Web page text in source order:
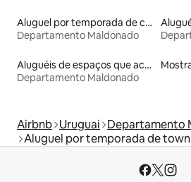
Aluguel por temporada de casas arredondadas
Departamento Maldonado
Aluguéis de espaços que aceitam animais de estimação
Departamento Maldonado
Airbnb Uruguai Departamento
Aluguel por temporada de